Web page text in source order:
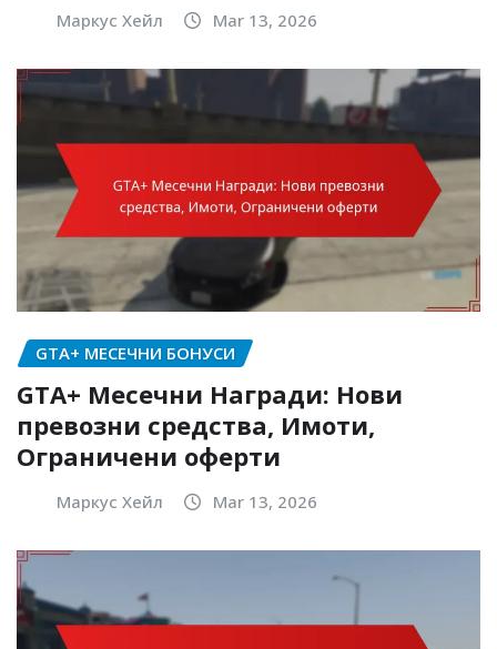
Маркус Хейл Mar 13, 2026
GTA+ МЕСЕЧНИ БОНУСИ
GTA+ Месечни Награди: Нови
превозни средства, Имоти,
Ограничени оферти
Маркус Хейл Mar 13, 2026